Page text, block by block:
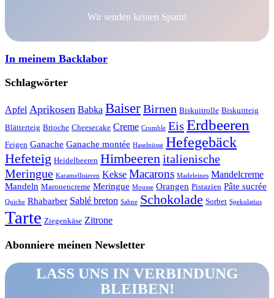
Wir senden keinen Spam!
In meinem Backlabor
Schlagwörter
Apfel Aprikosen Babka BaiserBirnen Biskuitrolle Biskuitteig
Blätterteig Brioche Cheesecake Creme Crumble Eis Erdbeeren
Feigen Ganache Ganache montée Haselnüsse Hefegebäck
Hefeteig Heidelbeeren Himbeeren italienische
Meringue Karamellisieren Kekse Macarons Madeleines Mandelcreme
Mandeln Maronencreme Meringue Mousse Orangen Pistazien Pâte sucrée
Quiche Rhabarber Sablé breton Sahne Schokolade Sorbet Spekulatius
Tarte Ziegenkäse Zitrone
Abonniere meinen Newsletter
LASS UNS IN VERBINDUNG
BLEIBEN!